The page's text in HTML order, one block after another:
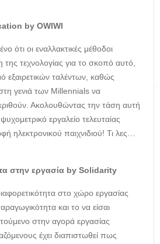
by OWIWI
ότι οι εναλλακτικές μέθοδοι
τεχνολογίας για το σκοπό αυτό,
εξαιρετικών ταλέντων, καθώς
γενιά των Millennials να
Ακολουθώντας την τάση αυτή
εργαλείο τελευταίας
ηλεκτρονικού παιχνιδιού! Τι λες…
στην εργασία by Solidarity
στο χώρο εργασίας
και το να είσαι
στην αγορά εργασίας
έχει διαπιστωθεί πως